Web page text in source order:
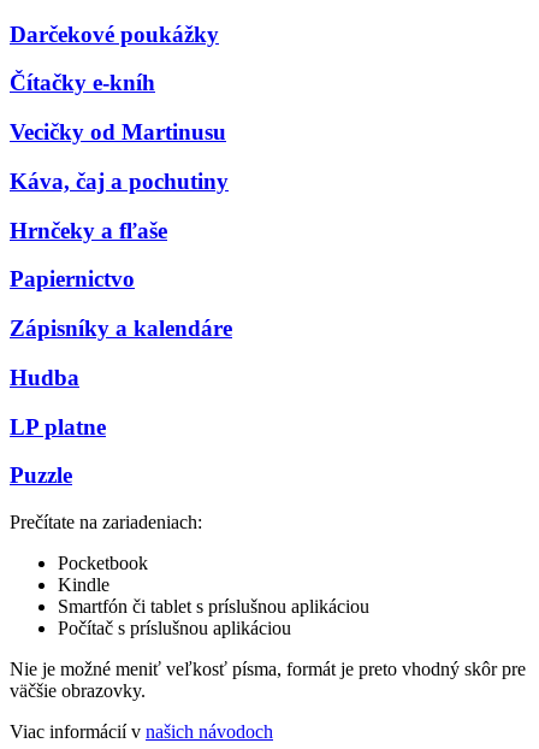
Darčekové poukážky
Čítačky e-kníh
Vecičky od Martinusu
Káva, čaj a pochutiny
Hrnčeky a fľaše
Papiernictvo
Zápisníky a kalendáre
Hudba
LP platne
Puzzle
Prečítate na zariadeniach:
Pocketbook
Kindle
Smartfón či tablet s príslušnou aplikáciou
Počítač s príslušnou aplikáciou
Nie je možné meniť veľkosť písma, formát je preto vhodný skôr pre
väčšie obrazovky.
Viac informácií v našich návodoch